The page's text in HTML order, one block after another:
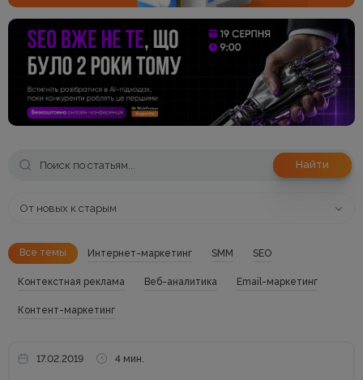
Найти
От новых к старым
Все темы Интернет-маркетинг SMM SEO
Контекстная реклама Веб-аналитика Email-маркетинг
Контент-маркетинг
17.02.2019 4 мин.